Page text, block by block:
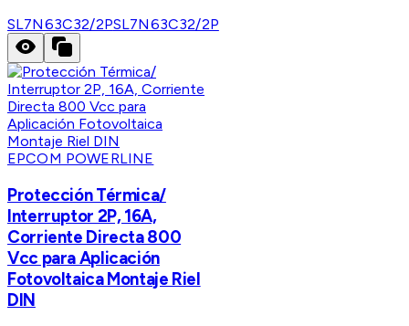
SL7N63C32/2PSL7N63C32/2P
EPCOM POWERLINE
Protección Térmica/
Interruptor 2P, 16A,
Corriente Directa 800
Vcc para Aplicación
Fotovoltaica Montaje Riel
DIN